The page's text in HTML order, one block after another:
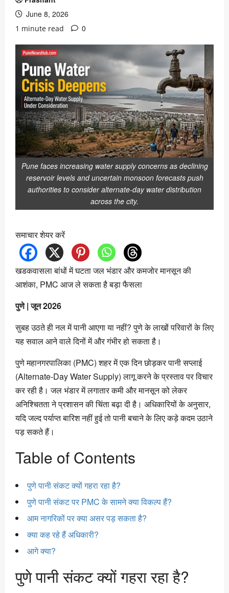
June 8, 2026
1 minute read 0
Pune faces increasing water supply concerns as declining
reservoir levels and uncertain monsoon forecasts push
authorities to consider alternate-day water distribution
across the city.
समाचार शेयर करें
खडकवासला बांधों में घटता जल भंडार और कमजोर मानसून की
आशंका, PMC आज ले सकता है बड़ा फैसला
पुणे | जून 2026
सुबह उठते ही नल में पानी आएगा या नहीं? पुणे के लाखों परिवारों के लिए
यह सवाल आने वाले दिनों में और गंभीर हो सकता है।
पुणे महानगरपालिका (PMC) शहर में एक दिन छोड़कर पानी सप्लाई
(Alternate-Day Water Supply) लागू करने के प्रस्ताव पर विचार
कर रही है। जल भंडार में लगातार कमी और मानसून को लेकर
अनिश्चितता ने प्रशासन की चिंता बढ़ा दी है। अधिकारियों के अनुसार,
यदि जल्द पर्याप्त बारिश नहीं हुई तो पानी बचाने के लिए कड़े कदम उठाने
पड़ सकते हैं।
Table of Contents
पुणे पानी संकट क्यों गहरा रहा है?
पुणे पानी संकट पर PMC के सामने क्या विकल्प हैं?
आम नागरिकों पर क्या असर पड़ सकता है?
क्या कह रहे हैं अधिकारी?
आगे क्या?
पुणे पानी संकट क्यों गहरा रहा है?